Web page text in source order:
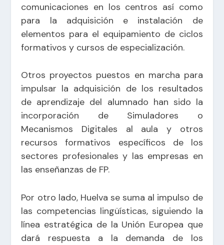
comunicaciones en los centros así como
para la adquisición e instalación de
elementos para el equipamiento de ciclos
formativos y cursos de especialización.
Otros proyectos puestos en marcha para
impulsar la adquisición de los resultados
de aprendizaje del alumnado han sido la
incorporación de Simuladores o
Mecanismos Digitales al aula y otros
recursos formativos específicos de los
sectores profesionales y las empresas en
las enseñanzas de FP.
Por otro lado, Huelva se suma al impulso de
las competencias lingüísticas, siguiendo la
línea estratégica de la Unión Europea que
dará respuesta a la demanda de los